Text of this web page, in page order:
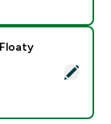
Tempo 2-in-